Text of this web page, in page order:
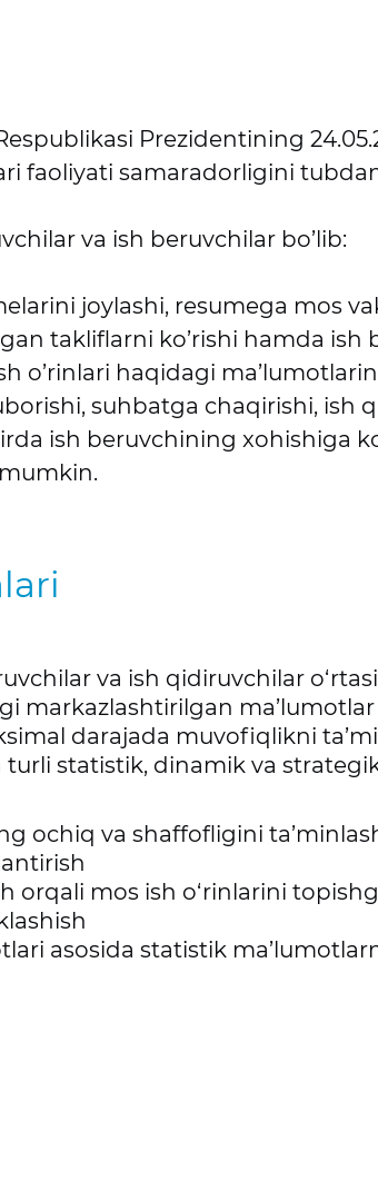
Prezidentining
samaradorligini
va ish beruvchilar bo’lib:
joylashi, resumega mos
takliflarni ko’rishi hamda ish
o’rinlari haqidagi
suhbatga chaqirishi, ish
ish beruvchining xohishiga
va ish qidiruvchilar
markazlashtirilgan
darajada muvofiqlikni
statistik, dinamik va
ochiq va shaffofligini
mos ish o‘rinlarini
asosida statistik